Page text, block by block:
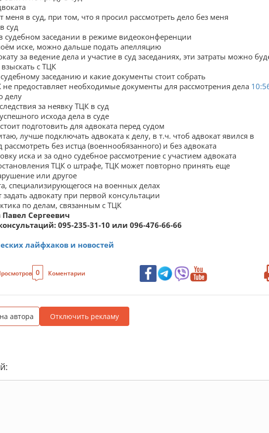
меня в суд, при том, что я просил рассмотреть дело без меня
суд
судебном заседании в режиме видеоконференции
иске, можно дальше подать апелляцию
за ведение дела и участие в суд заседаниях, эти затраты можно
с ТЦК
заседанию и какие документы стоит собрать
не предоставляет необходимые документы для рассмотрения дела
делу
за неявку ТЦК в суд
исхода дела в суде
подготовить для адвоката перед судом
лучше подключать адвоката к делу, в т.ч. чтоб адвокат явился в
без истца (военнообязанного) и без адвоката
иска и за одно судебное рассмотрение с участием адвоката
ТЦК о штрафе, ТЦК может повторно принять еще
или другое
специализирующегося на военных делах
задать адвокату при первой консультации
по делам, связанным с ТЦК
Павел Сергеевич
095-235-31-10 или 096-476-66-66
лайфхаков и новостей
0 Коментарии
автора Отключить рекламу